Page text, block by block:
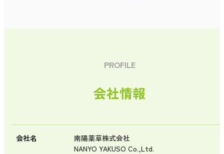
PROFILE
会社情報
会社名
南陽薬草株式会社
NANYO YAKUSO Co.,Ltd.